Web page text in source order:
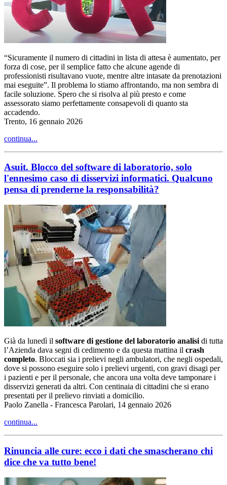
“Sicuramente il numero di cittadini in lista di attesa è aumentato, per
forza di cose, per il semplice fatto che alcune agende di
professionisti risultavano vuote, mentre altre intasate da prenotazioni
mai eseguite”. Il problema lo stiamo affrontando, ma non sembra di
facile soluzione. Spero che si risolva al più presto e come
assessorato siamo perfettamente consapevoli di quanto sta
accadendo.
Trento, 16 gennaio 2026
continua...
Asuit. Blocco del software di laboratorio, solo
l'ennesimo caso di disservizi informatici. Qualcuno
pensa di prenderne la responsabilità?
Già da lunedì il software di gestione del laboratorio analisi di tutta
l’Azienda dava segni di cedimento e da questa mattina il crash
completo. Bloccati sia i prelievi negli ambulatori, che negli ospedali,
dove si possono eseguire solo i prelievi urgenti, con gravi disagi per
i pazienti e per il personale, che ancora una volta deve tamponare i
disservizi generati da altri. Con centinaia di cittadini che si erano
presentati per il prelievo rinviati a domicilio.
Paolo Zanella - Francesca Parolari, 14 gennaio 2026
continua...
Rinuncia alle cure: ecco i dati che smascherano chi
dice che va tutto bene!